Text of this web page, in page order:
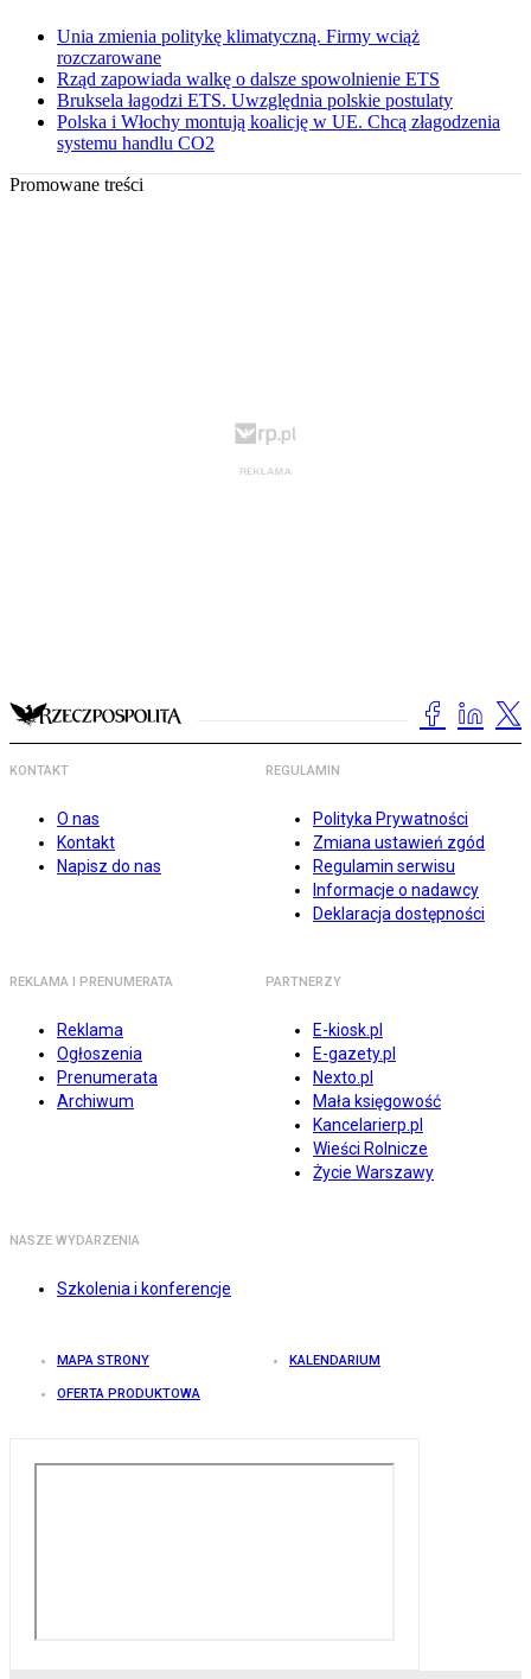
Unia zmienia politykę klimatyczną. Firmy wciąż
rozczarowane
Rząd zapowiada walkę o dalsze spowolnienie ETS
Bruksela łagodzi ETS. Uwzględnia polskie postulaty
Polska i Włochy montują koalicję w UE. Chcą złagodzenia
systemu handlu CO2
Promowane treści
KONTAKT
O nas
Kontakt
Napisz do nas
REGULAMIN
Polityka Prywatności
Zmiana ustawień zgód
Regulamin serwisu
Informacje o nadawcy
Deklaracja dostępności
REKLAMA I PRENUMERATA
Reklama
Ogłoszenia
Prenumerata
Archiwum
PARTNERZY
E-kiosk.pl
E-gazety.pl
Nexto.pl
Mała księgowość
Kancelarierp.pl
Wieści Rolnicze
Życie Warszawy
NASZE WYDARZENIA
Szkolenia i konferencje
MAPA STRONY KALENDARIUM
OFERTA PRODUKTOWA